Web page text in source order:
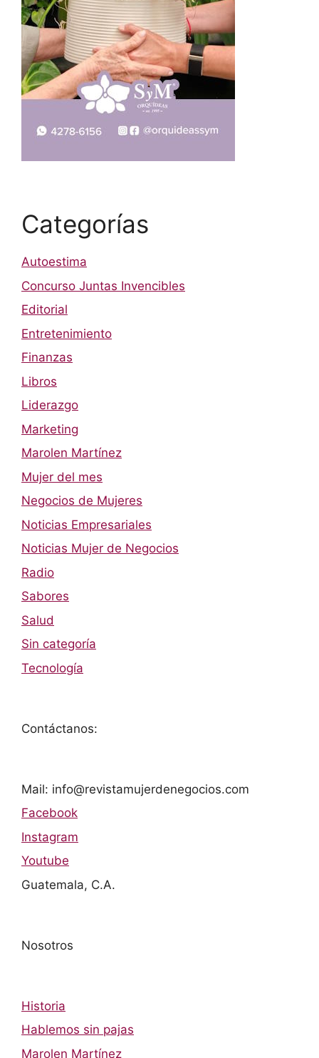
Categorías
Autoestima
Concurso Juntas Invencibles
Editorial
Entretenimiento
Finanzas
Libros
Liderazgo
Marketing
Marolen Martínez
Mujer del mes
Negocios de Mujeres
Noticias Empresariales
Noticias Mujer de Negocios
Radio
Sabores
Salud
Sin categoría
Tecnología
Contáctanos:
Mail: info@revistamujerdenegocios.com
Facebook
Instagram
Youtube
Guatemala, C.A.
Nosotros
Historia
Hablemos sin pajas
Marolen Martínez